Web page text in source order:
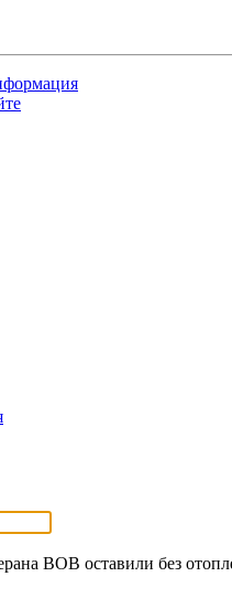
ВОВ оставили без